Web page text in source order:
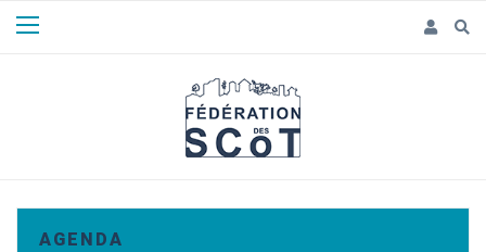
A G E N D A